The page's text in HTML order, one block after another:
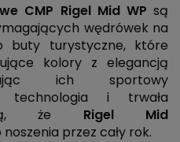
CMP Rigel Mid WP są
wędrówek na
buty turystyczne, które
kolory z elegancją
ich sportowy
technologia i trwała
że Rigel Mid
przez cały rok.